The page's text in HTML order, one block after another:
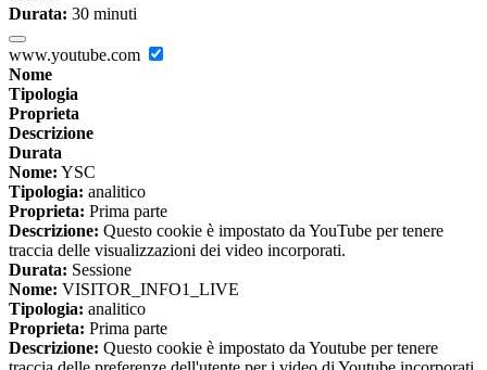
Durata: 30 minuti
www.youtube.com
Nome
Tipologia
Proprieta
Descrizione
Durata
Nome: YSC
Tipologia: analitico
Proprieta: Prima parte
Descrizione: Questo cookie è impostato da YouTube per tenere
traccia delle visualizzazioni dei video incorporati.
Durata: Sessione
Nome: VISITOR_INFO1_LIVE
Tipologia: analitico
Proprieta: Prima parte
Descrizione: Questo cookie è impostato da Youtube per tenere